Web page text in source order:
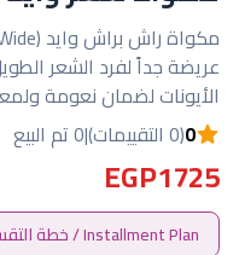
عريضة جداً لفرد الشعر
الأيونات لضمان نعومة
0(0 التقييمات) |0 تم البيع
EGP1725
Installment Plan / خطة التقسيط